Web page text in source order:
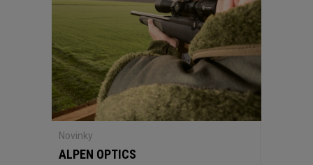
Novinky
ALPEN OPTICS